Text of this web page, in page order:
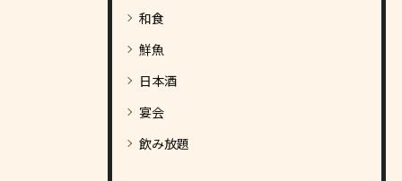
和食
鮮魚
日本酒
宴会
飲み放題